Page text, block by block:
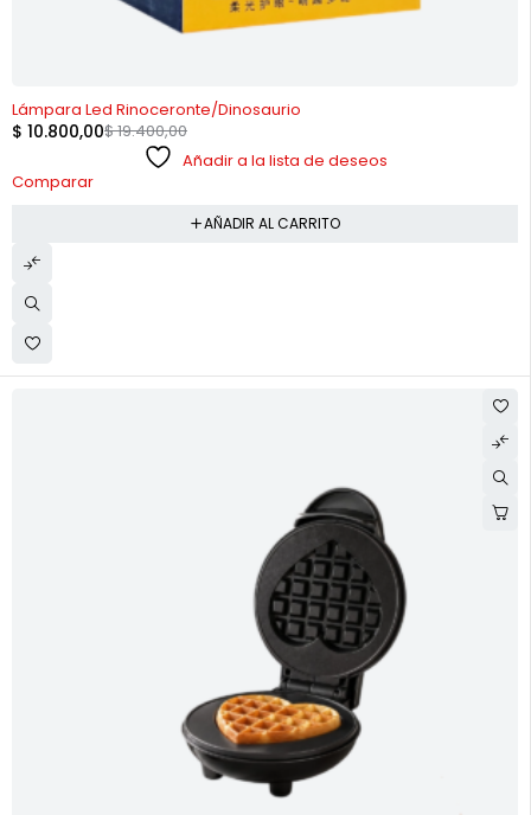
-44%
Lámpara Led Rinoceronte/Dinosaurio
$19.400,00
$ 10.800,00
Añadir a la lista de deseos
Comparar
AÑADIR AL CARRITO